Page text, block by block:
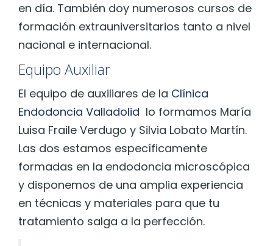
en día. También doy numerosos cursos de
formación extrauniversitarios tanto a nivel
nacional e internacional.
Equipo Auxiliar
El equipo de auxiliares de la Clínica
Endodoncia Valladolid lo formamos María
Luisa Fraile Verdugo y Silvia Lobato Martín.
Las dos estamos específicamente
formadas en la endodoncia microscópica
y disponemos de una amplia experiencia
en técnicas y materiales para que tu
tratamiento salga a la perfección.